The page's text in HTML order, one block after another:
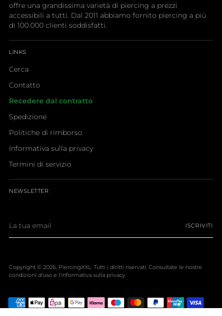
offre una grandissima varietà di piercing a prezzi
accessibili a tutti. Dal 2011 abbiamo fornito piercing a più
di 100.000 clienti soddisfatti.
LINKS
Cerca
Contatto
Recedere dal contratto
Spedizione
Politiche di rimborso
Informativa sulla privacy
Termini di servizio
NEWSLETTER
tua
email
ISCRIVITI
Copyright © 2026, PiercingXXL. Tutti i diritti riservati. Consultate le nostre
condizioni d'uso e l'informativa sulla privacy.